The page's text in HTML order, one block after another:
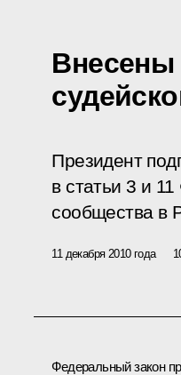
Внесены
Президент
в статьи 3 и
сообщества в
11 декабря 2010 года
Федеральный закон